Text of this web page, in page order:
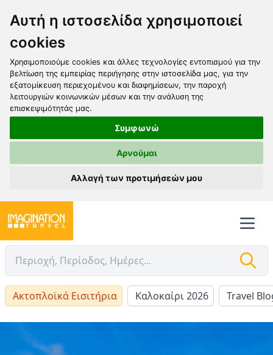
Αυτή η ιστοσελίδα χρησιμοποιεί
cookies
Χρησιμοποιούμε cookies και άλλες τεχνολογίες εντοπισμού για την
βελτίωση της εμπειρίας περιήγησης στην ιστοσελίδα μας, για την
εξατομίκευση περιεχομένου και διαφημίσεων, την παροχή
λειτουργιών κοινωνικών μέσων και την ανάλυση της
επισκεψιμότητάς μας.
Συμφωνώ
Αρνούμαι
Αλλαγή των προτιμήσεών μου
Ακτοπλοϊκά Εισιτήρια Καλοκαίρι 2026 Travel